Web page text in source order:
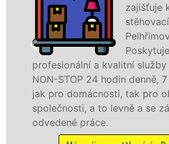
zajišťuje kompletní
stěhovací servis v
Pelhřimově.
Poskytujeme
služby stěhování
denně, 7 dní v týdnu
tak pro obchodní
levně a se zárukou kvalitně